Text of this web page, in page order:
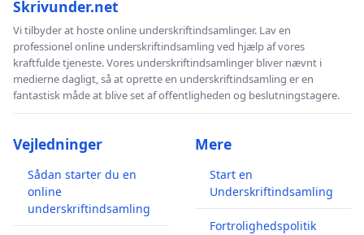
Skrivunder.net
Vi tilbyder at hoste online underskriftindsamlinger. Lav en
professionel online underskriftindsamling ved hjælp af vores
kraftfulde tjeneste. Vores underskriftindsamlinger bliver nævnt i
medierne dagligt, så at oprette en underskriftindsamling er en
fantastisk måde at blive set af offentligheden og beslutningstagere.
Vejledninger
Sådan starter du en
online
underskriftindsamling
Mere
Start en
Underskriftindsamling
Fortrolighedspolitik